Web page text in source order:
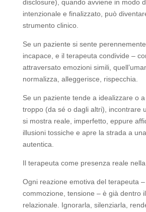
disclosure), quando avviene in modo
intenzionale e finalizzato, può
strumento clinico.
Se un paziente si sente
incapace, e il terapeuta condivide –
attraversato emozioni simili,
normalizza, alleggerisce, rispecchia.
Se un paziente tende a idealizzare o
troppo (da sé o dagli altri), incontrare
si mostra reale, imperfetto, eppure
illusioni tossiche e apre la strada a
autentica.
Il terapeuta come presenza reale
Ogni reazione emotiva del terapeuta –
commozione, tensione – è già dentro
relazionale. Ignorarla, silenziarla,